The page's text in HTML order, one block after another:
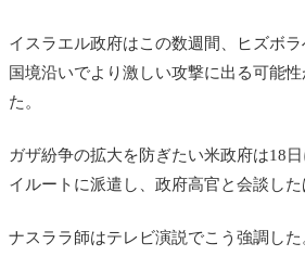
イスラエル政府はこの数週間、ヒズボ
国境沿いでより激しい攻撃に出る可能
た。
ガザ紛争の拡大を防ぎたい米政府は18
イルートに派遣し、政府高官と会談した
ナスララ師はテレビ演説でこう強調し